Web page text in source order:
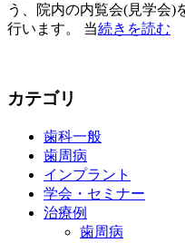
う、院内の内覧会(見学会)
行います。 当続きを読む
カテゴリ
歯科一般
歯周病
インプラント
学会・セミナー
治療例
歯周病